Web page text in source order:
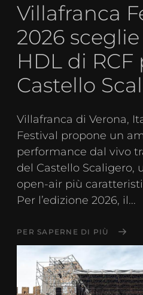
Villafranca
2026
HDL di RCF
Castello
Villafranca di Verona,
Festival propone un
performance dal vivo
del Castello Scaligero,
open-air più
Per l’edizione 2026, il...
PER SAPERNE DI PIÙ